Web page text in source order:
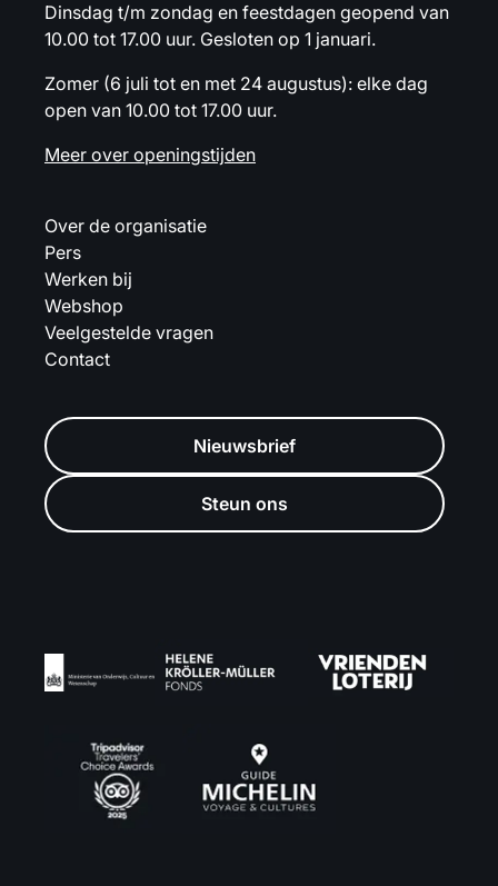
Dinsdag t/m zondag en feestdagen geopend van
10.00 tot 17.00 uur. Gesloten op 1 januari.
Zomer (6 juli tot en met 24 augustus): elke dag
open van 10.00 tot 17.00 uur.
Meer over openingstijden
Over de organisatie
Pers
Werken bij
Webshop
Veelgestelde vragen
Contact
Nieuwsbrief
Steun ons